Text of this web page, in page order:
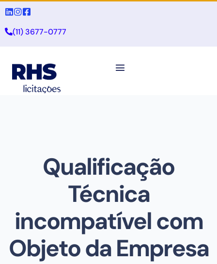
(11) 3677-0777
Qualificação
Técnica
incompatível com
Objeto da Empresa